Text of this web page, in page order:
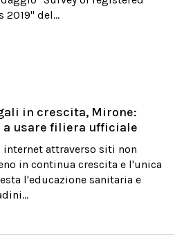
2019" del...
in crescita, Mirone:
usare filiera ufficiale
attraverso siti non
in continua crescita e l'unica
l'educazione sanitaria e